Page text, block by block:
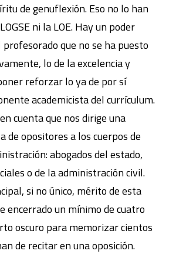
de genuflexión. Eso no lo han
ni la LOE. Hay un poder
que no se ha puesto
lo de la excelencia y
reforzar lo ya de por sí
academicista del currículum.
cuenta que nos dirige una
de opositores a los cuerpos de
abogados del estado,
o de la administración civil.
si no único, mérito de esta
encerrado un mínimo de cuatro
oscuro para memorizar cientos
de recitar en una oposición.